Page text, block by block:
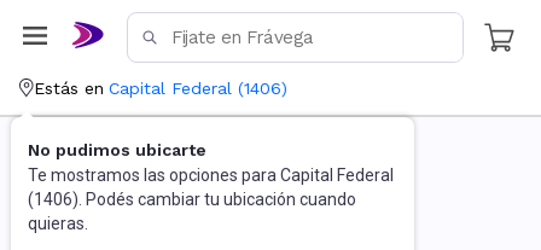
Estás en Capital Federal (1406)
No pudimos ubicarte
Te mostramos las opciones para Capital Federal
(1406). Podés cambiar tu ubicación cuando
quieras.